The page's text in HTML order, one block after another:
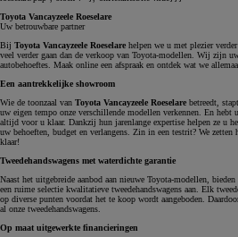
Toyota Vancayzeele Roeselare
Uw betrouwbare partner
Bij Toyota Vancayzeele Roeselare helpen we u met plezier
veel verder gaan dan de verkoop van Toyota-modellen. Wij zijn
autobehoeftes. Maak online een afspraak en ontdek wat we
Een aantrekkelijke showroom
Wie de toonzaal van Toyota Vancayzeele Roeselare betreedt,
uw eigen tempo onze verschillende modellen verkennen. En hebt
altijd voor u klaar. Dankzij hun jarenlange expertise helpen ze u
uw behoeften, budget en verlangens. Zin in een testrit? We
klaar!
Tweedehandswagens met waterdichte garantie
Naast het uitgebreide aanbod aan nieuwe Toyota-modellen,
een ruime selectie kwalitatieve tweedehandswagens aan. Elk
op diverse punten voordat het te koop wordt aangeboden.
al onze tweedehandswagens.
Op maat uitgewerkte financieringen